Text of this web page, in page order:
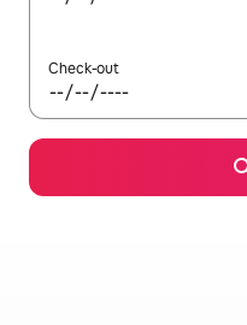
Check-out